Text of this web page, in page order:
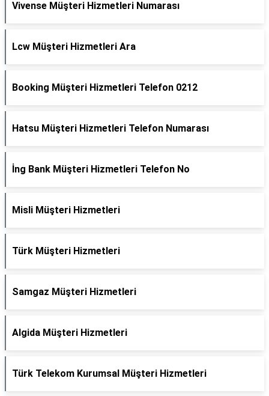
Vivense Müşteri Hizmetleri Numarası
Lcw Müşteri Hizmetleri Ara
Booking Müşteri Hizmetleri Telefon 0212
Hatsu Müşteri Hizmetleri Telefon Numarası
İng Bank Müşteri Hizmetleri Telefon No
Misli Müşteri Hizmetleri
Türk Müşteri Hizmetleri
Samgaz Müşteri Hizmetleri
Algida Müşteri Hizmetleri
Türk Telekom Kurumsal Müşteri Hizmetleri